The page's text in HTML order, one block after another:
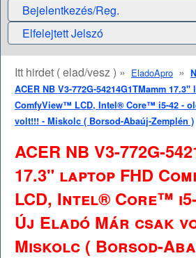
Bejelentkezés/Reg.
Elfelejtett Jelszó
Itt hirdet ( elad/vesz ) » EladoApro »
ACER NB V3-772G-54214G1TMamm 17.3"
ComfyView™ LCD, Intel® Core™ i5-42 -
volt!!! - Miskolc ( Borsod-Abaúj-Zemplén )
ACER NB V3-772G-
17.3" laptop FHD
LCD, Intel® Core™
Új Eladó Már csak
Miskolc ( Borsod-